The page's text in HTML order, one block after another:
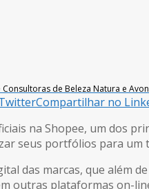
de Beleza Natura e
Compartilhar no
na Shopee, um dos
seus portfólios para
das marcas, que além
outras plataformas on-